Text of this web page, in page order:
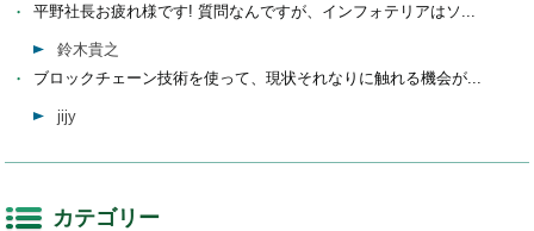
平野社長お疲れ様です! 質問なんですが、インフォテリアはソ...
鈴木貴之
ブロックチェーン技術を使って、現状それなりに触れる機会が...
jijy
カテゴリー